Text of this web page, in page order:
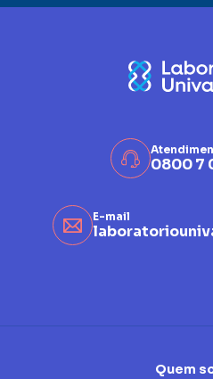
0800 7
E-mail
Quem